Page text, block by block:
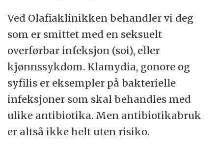
Ved Olafiaklinikken behandler vi deg
som er smittet med en seksuelt
overførbar infeksjon (soi), eller
kjønnssykdom. Klamydia, gonore og
syfilis er eksempler på bakterielle
infeksjoner som skal behandles med
ulike antibiotika. Men antibiotikabruk
er altså ikke helt uten risiko.